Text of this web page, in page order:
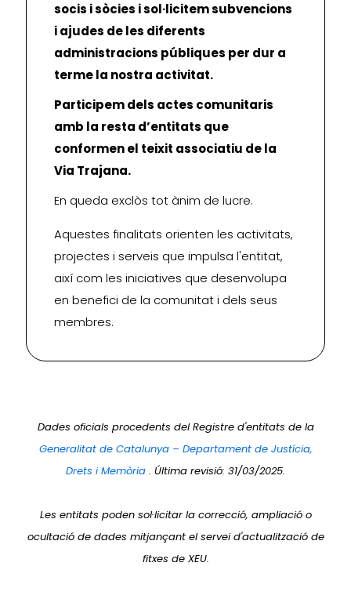
socis i sòcies i sol·licitem subvencions
i ajudes de les diferents
administracions públiques per dur a
terme la nostra activitat.
Participem dels actes comunitaris
amb la resta d’entitats que
conformen el teixit associatiu de la
Via Trajana.
En queda exclòs tot ànim de lucre.
Aquestes finalitats orienten les activitats,
projectes i serveis que impulsa l'entitat,
així com les iniciatives que desenvolupa
en benefici de la comunitat i dels seus
membres.
Dades oficials procedents del Registre d'entitats de la
Generalitat de Catalunya – Departament de Justícia,
Drets i Memòria . Última revisió: 31/03/2025.
Les entitats poden sol·licitar la correcció, ampliació o
ocultació de dades mitjançant el servei d'actualització de
fitxes de XEU.